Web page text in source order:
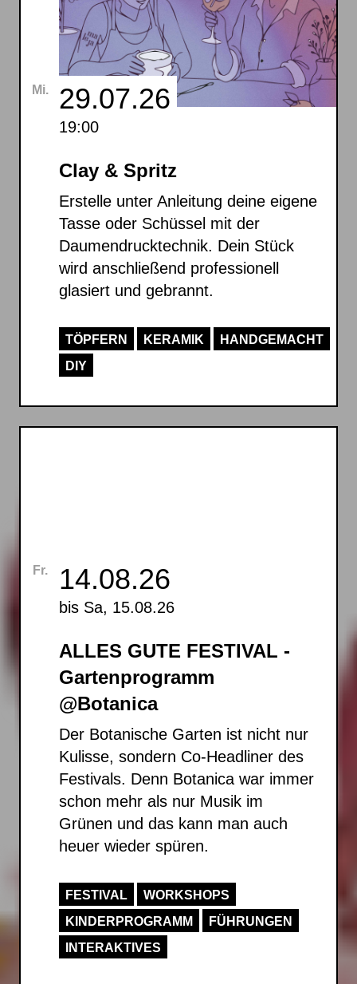
Mi. 29.07.26
19:00
Clay & Spritz
Erstelle unter Anleitung deine eigene
Tasse oder Schüssel mit der
Daumendrucktechnik. Dein Stück
wird anschließend professionell
glasiert und gebrannt.
TÖPFERN KERAMIK
HANDGEMACHT
DIY
Fr. 14.08.26
bis Sa, 15.08.26
ALLES GUTE FESTIVAL -
Gartenprogramm
@Botanica
Der Botanische Garten ist nicht nur
Kulisse, sondern Co-Headliner des
Festivals. Denn Botanica war immer
schon mehr als nur Musik im
Grünen und das kann man auch
heuer wieder spüren.
FESTIVAL
WORKSHOPS
KINDERPROGRAMM
FÜHRUNGEN
INTERAKTIVES